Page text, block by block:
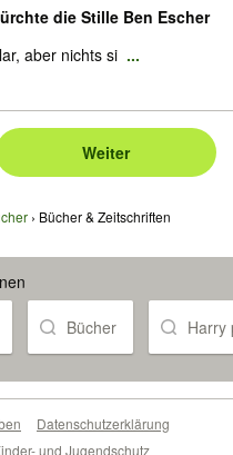
die Stille Ben Escher
aber nichts si ...
Weiter
Bücher & Zeitschriften
Bücher Harry
Datenschutzerklärung
und Jugendschutz